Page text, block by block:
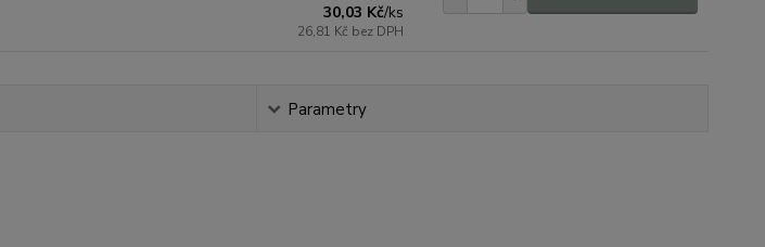
30,03 Kč/ks
26,81 Kč bez DPH
Parametry